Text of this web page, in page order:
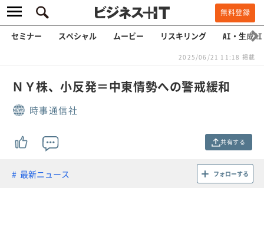
無料登録
セミナー スペシャル ムービー リスキリング AI・生成AI
2025/06/21 11:18 掲載
ＮＹ株、小反発＝中東情勢への警戒緩和
時事通信社
共有する
最新ニュース フォローする